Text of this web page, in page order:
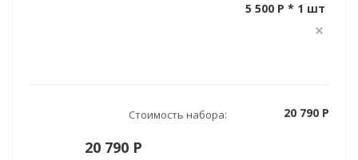
5 500 P * 1 шт
Стоимость набора: 20 790 P
20 790 P